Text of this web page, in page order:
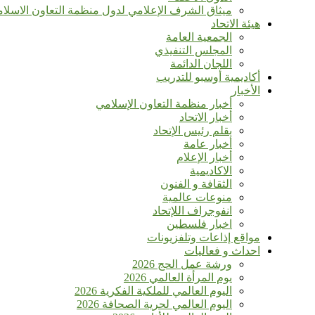
ميثاق الشرف الإعلامي لدول منظمة التعاون
هيئة الاتحاد
الجمعية العامة
المجلس التنفيذي
اللجان الدائمة
أكاديمية أوسبو للتدريب
الأخبار
أخبار منظمة التعاون الإسلامي
أخبار الاتحاد
بقلم رئيس الإتحاد
أخبار عامة
أخبار الإعلام
الاكاديمية
الثقافة و الفنون
منوعات عالمية
انفوجراف اللإتحاد
اخبار فلسطين
مواقع إذاعات وتلفزيونات
احداث و فعاليات
ورشة عمل الحج 2026
يوم المرأة العالمي 2026
اليوم العالمي للملكية الفكرية 2026
اليوم العالمي لحرية الصحافة 2026